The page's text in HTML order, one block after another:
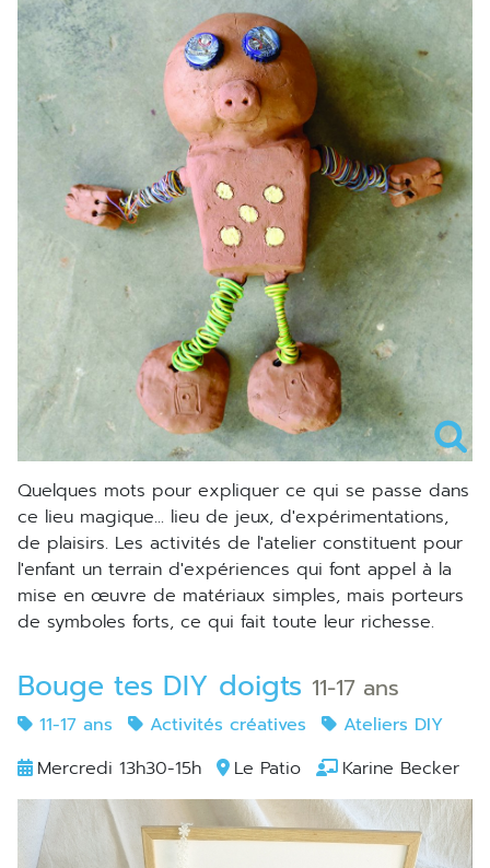
Quelques mots pour expliquer ce qui se passe dans
ce lieu magique... lieu de jeux, d'expérimentations,
de plaisirs. Les activités de l'atelier constituent pour
l'enfant un terrain d'expériences qui font appel à la
mise en œuvre de matériaux simples, mais porteurs
de symboles forts, ce qui fait toute leur richesse.
Bouge tes DIY doigts 11-17 ans
11-17 ans Activités créatives
Ateliers DIY
Mercredi 13h30-15h
Le Patio Karine Becker